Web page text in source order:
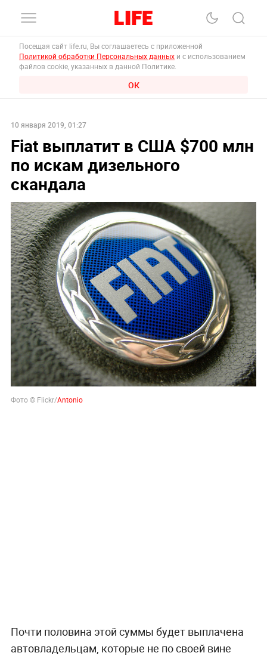
Посещая сайт life.ru, Вы соглашаетесь с приложенной
Политикой обработки Персональных данных и с использованием
файлов cookie, указанных в данной Политике.
ОК
10 января 2019, 01:27
Fiat выплатит в США $700 млн
по искам дизельного
скандала
Фото © Flickr/Antonio
Почти половина этой суммы будет выплачена
автовладельцам, которые не по своей вине